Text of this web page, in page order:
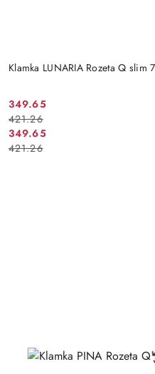
Klamka LUNARIA Rozeta Q slim
Cena
promocyjna:
349.65
Cena
przed
promocją:
421.26
Cena
promocyjna:
349.65
Cena
przed
421.26